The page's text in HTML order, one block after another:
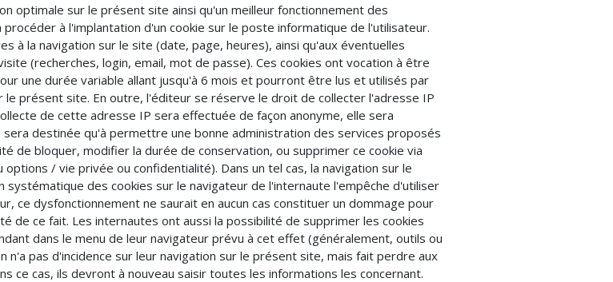
optimale sur le présent site ainsi qu'un meilleur fonctionnement des
à l'implantation d'un cookie sur le poste informatique de l'utilisateur.
à la navigation sur le site (date, page, heures), ainsi qu'aux éventuelles
(recherches, login, email, mot de passe). Ces cookies ont vocation à être
une durée variable allant jusqu'à 6 mois et pourront être lus et utilisés par
présent site. En outre, l'éditeur se réserve le droit de collecter l'adresse IP
de cette adresse IP sera effectuée de façon anonyme, elle sera
destinée qu'à permettre une bonne administration des services proposés
de bloquer, modifier la durée de conservation, ou supprimer ce cookie via
/ vie privée ou confidentialité). Dans un tel cas, la navigation sur le
des cookies sur le navigateur de l'internaute l'empêche d'utiliser
ce dysfonctionnement ne saurait en aucun cas constituer un dommage pour
de ce fait. Les internautes ont aussi la possibilité de supprimer les cookies
dans le menu de leur navigateur prévu à cet effet (généralement, outils ou
pas d'incidence sur leur navigation sur le présent site, mais fait perdre aux
ce cas, ils devront à nouveau saisir toutes les informations les concernant.